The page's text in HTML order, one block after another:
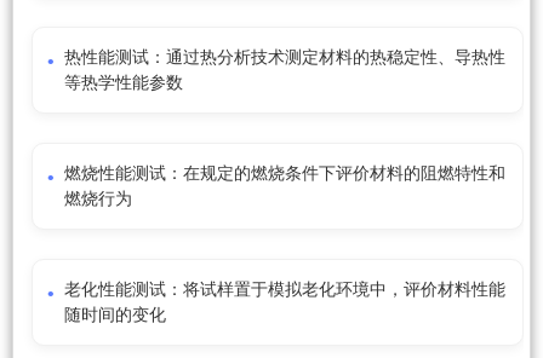
热性能测试：通过热分析技术测定材料的热稳定性、导热性
等热学性能参数
燃烧性能测试：在规定的燃烧条件下评价材料的阻燃特性和
燃烧行为
老化性能测试：将试样置于模拟老化环境中，评价材料性能
随时间的变化